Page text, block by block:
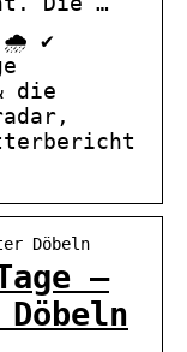
🌧️ ✔
die
Döbeln
–